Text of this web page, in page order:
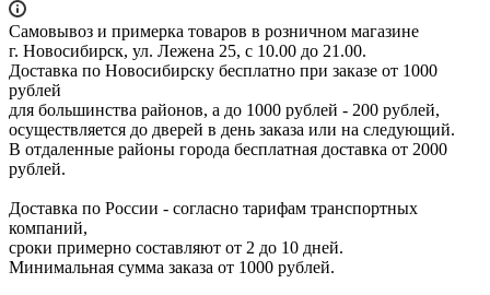
Самовывоз и примерка товаров в розничном магазине
г. Новосибирск, ул. Лежена 25, с 10.00 до 21.00.
Доставка по Новосибирску бесплатно при заказе от 1000
рублей
для большинства районов, а до 1000 рублей - 200 рублей,
осуществляется до дверей в день заказа или на следующий.
В отдаленные районы города бесплатная доставка от 2000
рублей.
Доставка по России - согласно тарифам транспортных
компаний,
сроки примерно составляют от 2 до 10 дней.
Минимальная сумма заказа от 1000 рублей.